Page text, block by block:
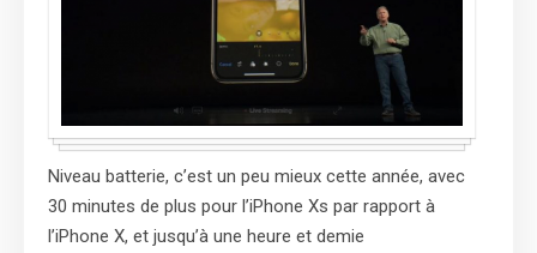
Niveau batterie, c’est un peu mieux cette année, avec
30 minutes de plus pour l’iPhone Xs par rapport à
l’iPhone X, et jusqu’à une heure et demie